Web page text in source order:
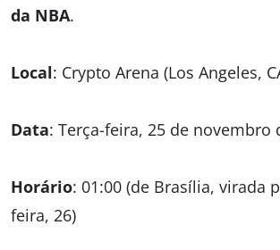
da NBA.
Local: Crypto Arena (Los Angeles,
Data: Terça-feira, 25 de novembro
Horário: 01:00 (de Brasília, virada
feira, 26)